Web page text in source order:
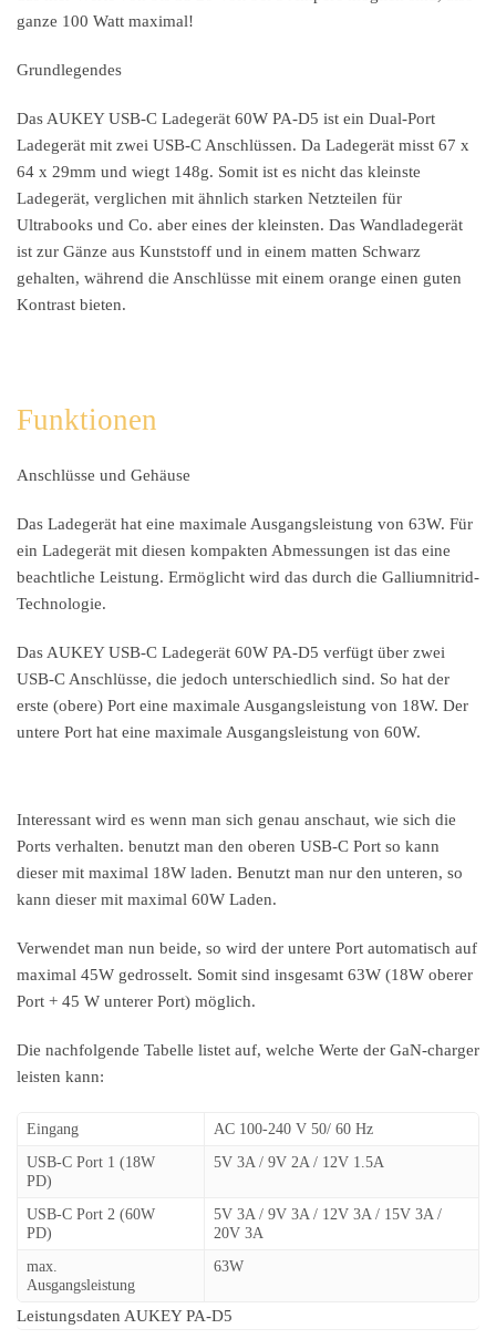
ganze 100 Watt maximal!
Grundlegendes
Das AUKEY USB-C Ladegerät 60W PA-D5 ist ein Dual-Port
Ladegerät mit zwei USB-C Anschlüssen. Da Ladegerät misst 67 x
64 x 29mm und wiegt 148g. Somit ist es nicht das kleinste
Ladegerät, verglichen mit ähnlich starken Netzteilen für
Ultrabooks und Co. aber eines der kleinsten. Das Wandladegerät
ist zur Gänze aus Kunststoff und in einem matten Schwarz
gehalten, während die Anschlüsse mit einem orange einen guten
Kontrast bieten.
Funktionen
Anschlüsse und Gehäuse
Das Ladegerät hat eine maximale Ausgangsleistung von 63W. Für
ein Ladegerät mit diesen kompakten Abmessungen ist das eine
beachtliche Leistung. Ermöglicht wird das durch die Galliumnitrid-
Technologie.
Das AUKEY USB-C Ladegerät 60W PA-D5 verfügt über zwei
USB-C Anschlüsse, die jedoch unterschiedlich sind. So hat der
erste (obere) Port eine maximale Ausgangsleistung von 18W. Der
untere Port hat eine maximale Ausgangsleistung von 60W.
Interessant wird es wenn man sich genau anschaut, wie sich die
Ports verhalten. benutzt man den oberen USB-C Port so kann
dieser mit maximal 18W laden. Benutzt man nur den unteren, so
kann dieser mit maximal 60W Laden.
Verwendet man nun beide, so wird der untere Port automatisch auf
maximal 45W gedrosselt. Somit sind insgesamt 63W (18W oberer
Port + 45 W unterer Port) möglich.
Die nachfolgende Tabelle listet auf, welche Werte der GaN-charger
leisten kann:
Eingang
AC 100-240 V 50/ 60 Hz
USB-C Port 1 (18W
PD)
5V 3A / 9V 2A / 12V 1.5A
USB-C Port 2 (60W
PD)
5V 3A / 9V 3A / 12V 3A / 15V 3A /
20V 3A
max.
Ausgangsleistung
63W
Leistungsdaten AUKEY PA-D5